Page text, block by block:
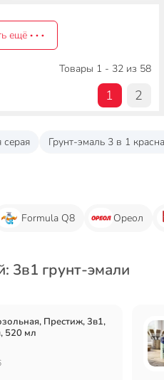
ещё
Товары 1 - 32 из 58
1 2
серая Грунт-эмаль 3 в 1
Formula Q8 Ореол
3в1 грунт-эмали
Престиж, 3в1,
520 мл